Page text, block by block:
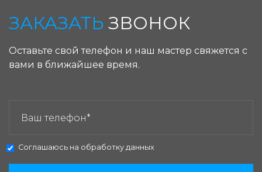
ЗАКАЗАТЬ ЗВОНОК
Оставьте свой телефон и наш мастер свяжется с
вами в ближайшее время.
Соглашаюсь на обработку данных